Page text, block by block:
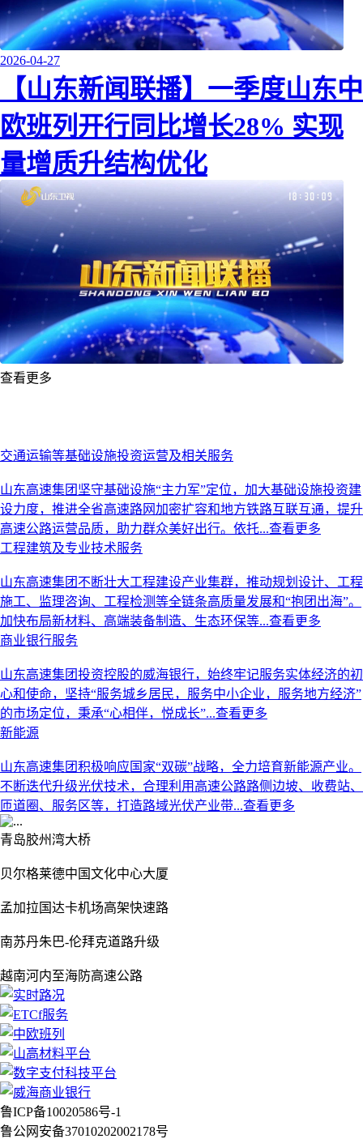
2026-04-27
【山东新闻联播】一季度山东中
欧班列开行同比增长28% 实现
量增质升结构优化
Previous
Next
查看更多
交通运输等基础设施投资运营及相关服务
山东高速集团坚守基础设施“主力军”定位，加大基础设施投资建
设力度，推进全省高速路网加密扩容和地方铁路互联互通，提升
高速公路运营品质，助力群众美好出行。依托...查看更多
工程建筑及专业技术服务
山东高速集团不断壮大工程建设产业集群，推动规划设计、工程
施工、监理咨询、工程检测等全链条高质量发展和“抱团出海”。
加快布局新材料、高端装备制造、生态环保等...查看更多
商业银行服务
山东高速集团投资控股的威海银行，始终牢记服务实体经济的初
心和使命，坚持“服务城乡居民，服务中小企业，服务地方经济”
的市场定位，秉承“心相伴，悦成长”...查看更多
新能源
山东高速集团积极响应国家“双碳”战略，全力培育新能源产业。
不断迭代升级光伏技术，合理利用高速公路路侧边坡、收费站、
匝道圈、服务区等，打造路域光伏产业带...查看更多
Previous
Next
青岛胶州湾大桥
贝尔格莱德中国文化中心大厦
孟加拉国达卡机场高架快速路
南苏丹朱巴-伦拜克道路升级
越南河内至海防高速公路
Previous
Next
鲁ICP备10020586号-1
鲁公网安备37010202002178号